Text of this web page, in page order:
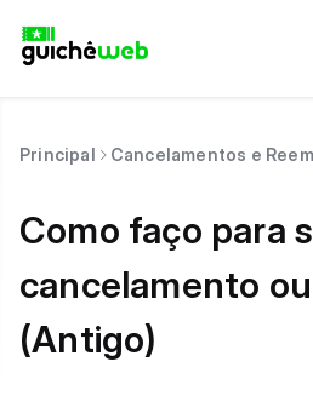
Principal Cancelamentos e
Como faço para
cancelamento
(Antigo)